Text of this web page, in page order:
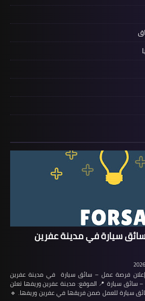
سيارة في مدينة عفرين
فرصة عمل – سائق سيارة في مدينة عفرين
سائق سيارة 📍 الموقع: مدينة عفرين وريفها تعلن
سيارة للعمل ضمن فريقها في عفرين وريفها. 🔹